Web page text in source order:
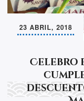
Celebro
23 ABRIL, 2018